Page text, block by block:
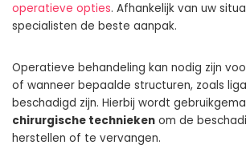
operatieve opties. Afhankelijk van uw
specialisten de beste aanpak.
Operatieve behandeling kan nodig zijn
of wanneer bepaalde structuren, zoals
beschadigd zijn. Hierbij wordt
chirurgische technieken om de
herstellen of te vervangen.